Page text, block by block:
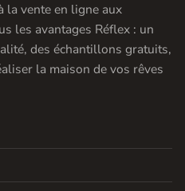
la vente en ligne aux
les avantages Réflex : un
des échantillons gratuits,
la maison de vos rêves